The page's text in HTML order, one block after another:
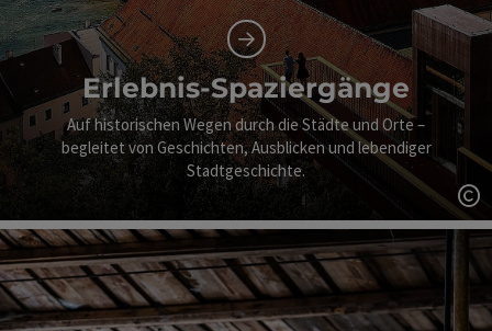
Erlebnis-Spaziergänge
Auf historischen Wegen durch die Städte und Orte –
begleitet von Geschichten, Ausblicken und lebendiger
Stadtgeschichte.